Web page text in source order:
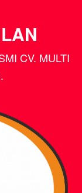
CV. MULTI